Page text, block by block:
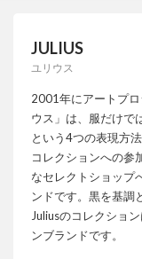
JULIUS
ユリウス
2001年にアートプロ
ウス」は、服だけで
という4つの表現方
コレクションへの参
なセレクトショップ
ンドです。黒を基調
Juliusのコレクショ
ンブランドです。